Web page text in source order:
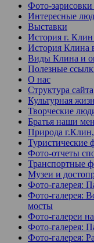
Фото-
Интересные
Выставки
История г. Клин
История Клина
Виды Клина и
Полезные
О нас
Структура сайта
Культурная
Творческие
Братья наши
Природа
Туристические
Фото-отчеты
Транспортные
Музеи и
Фото-галерея:
Фото-галерея:
мосты
Фото-галереи
Фото-галерея:
Фото-галерея: